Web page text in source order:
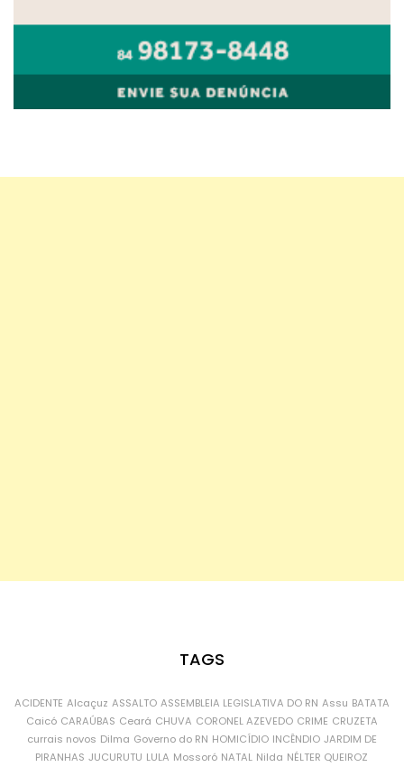
TAGS
ACIDENTE Alcaçuz ASSALTO ASSEMBLEIA LEGISLATIVA DO RN Assu BATATA
Caicó CARAÚBAS Ceará CHUVA CORONEL AZEVEDO CRIME CRUZETA
currais novos Dilma Governo do RN HOMICÍDIO INCÊNDIO JARDIM DE
PIRANHAS JUCURUTU LULA Mossoró NATAL Nilda NÉLTER QUEIROZ